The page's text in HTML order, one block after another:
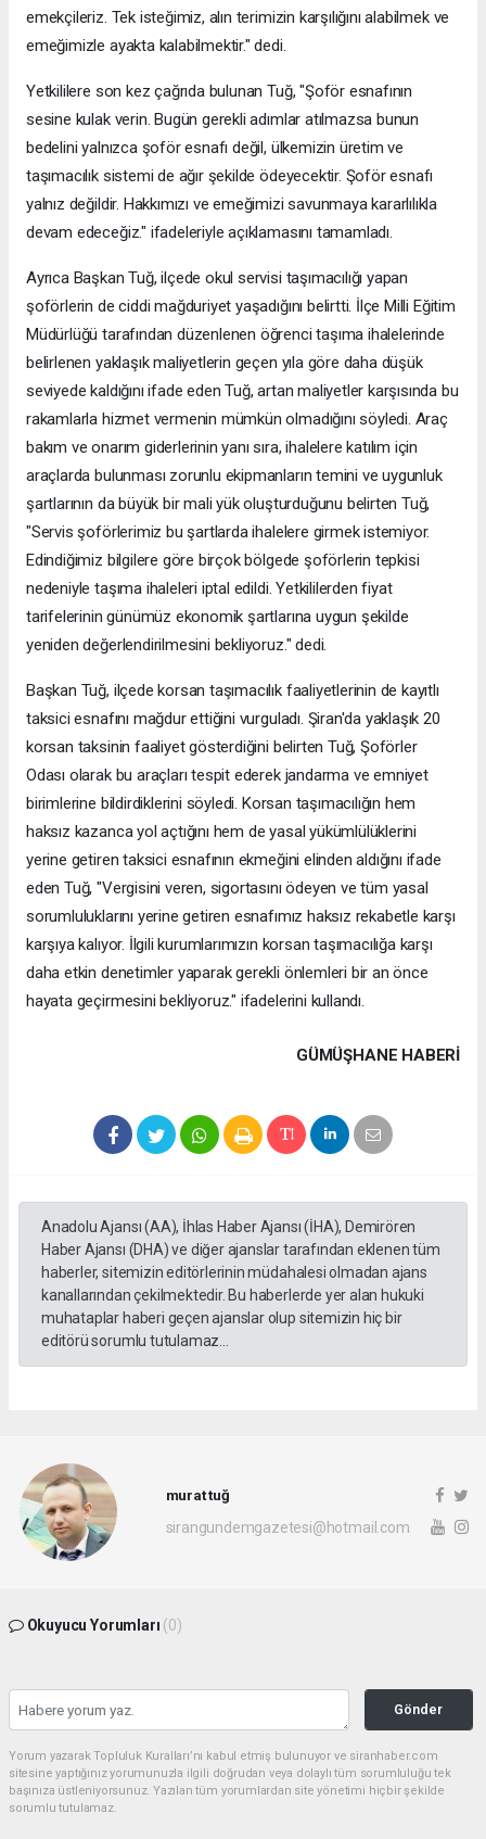
emekçileriz. Tek isteğimiz, alın terimizin karşılığını alabilmek ve
emeğimizle ayakta kalabilmektir." dedi.
Yetkililere son kez çağrıda bulunan Tuğ, "Şoför esnafının
sesine kulak verin. Bugün gerekli adımlar atılmazsa bunun
bedelini yalnızca şoför esnafı değil, ülkemizin üretim ve
taşımacılık sistemi de ağır şekilde ödeyecektir. Şoför esnafı
yalnız değildir. Hakkımızı ve emeğimizi savunmaya kararlılıkla
devam edeceğiz." ifadeleriyle açıklamasını tamamladı.
Ayrıca Başkan Tuğ, ilçede okul servisi taşımacılığı yapan
şoförlerin de ciddi mağduriyet yaşadığını belirtti. İlçe Milli Eğitim
Müdürlüğü tarafından düzenlenen öğrenci taşıma ihalelerinde
belirlenen yaklaşık maliyetlerin geçen yıla göre daha düşük
seviyede kaldığını ifade eden Tuğ, artan maliyetler karşısında bu
rakamlarla hizmet vermenin mümkün olmadığını söyledi. Araç
bakım ve onarım giderlerinin yanı sıra, ihalelere katılım için
araçlarda bulunması zorunlu ekipmanların temini ve uygunluk
şartlarının da büyük bir mali yük oluşturduğunu belirten Tuğ,
"Servis şoförlerimiz bu şartlarda ihalelere girmek istemiyor.
Edindiğimiz bilgilere göre birçok bölgede şoförlerin tepkisi
nedeniyle taşıma ihaleleri iptal edildi. Yetkililerden fiyat
tarifelerinin günümüz ekonomik şartlarına uygun şekilde
yeniden değerlendirilmesini bekliyoruz." dedi.
Başkan Tuğ, ilçede korsan taşımacılık faaliyetlerinin de kayıtlı
taksici esnafını mağdur ettiğini vurguladı. Şiran'da yaklaşık 20
korsan taksinin faaliyet gösterdiğini belirten Tuğ, Şoförler
Odası olarak bu araçları tespit ederek jandarma ve emniyet
birimlerine bildirdiklerini söyledi. Korsan taşımacılığın hem
haksız kazanca yol açtığını hem de yasal yükümlülüklerini
yerine getiren taksici esnafının ekmeğini elinden aldığını ifade
eden Tuğ, "Vergisini veren, sigortasını ödeyen ve tüm yasal
sorumluluklarını yerine getiren esnafımız haksız rekabetle karşı
karşıya kalıyor. İlgili kurumlarımızın korsan taşımacılığa karşı
daha etkin denetimler yaparak gerekli önlemleri bir an önce
hayata geçirmesini bekliyoruz." ifadelerini kullandı.
GÜMÜŞHANE HABERİ
Anadolu Ajansı (AA), İhlas Haber Ajansı (İHA), Demirören
Haber Ajansı (DHA) ve diğer ajanslar tarafından eklenen tüm
haberler, sitemizin editörlerinin müdahalesi olmadan ajans
kanallarından çekilmektedir. Bu haberlerde yer alan hukuki
muhataplar haberi geçen ajanslar olup sitemizin hiç bir
editörü sorumlu tutulamaz...
murat tuğ
sirangundemgazetesi@hotmail.com
Okuyucu Yorumları (0)
Gönder
Yorum yazarak Topluluk Kuralları’nı kabul etmiş bulunuyor ve siranhaber.com
sitesine yaptığınız yorumunuzla ilgili doğrudan veya dolaylı tüm sorumluluğu tek
başınıza üstleniyorsunuz. Yazılan tüm yorumlardan site yönetimi hiçbir şekilde
sorumlu tutulamaz.